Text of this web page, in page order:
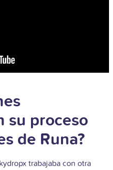
su proceso
de Runa?
trabajaba con otra